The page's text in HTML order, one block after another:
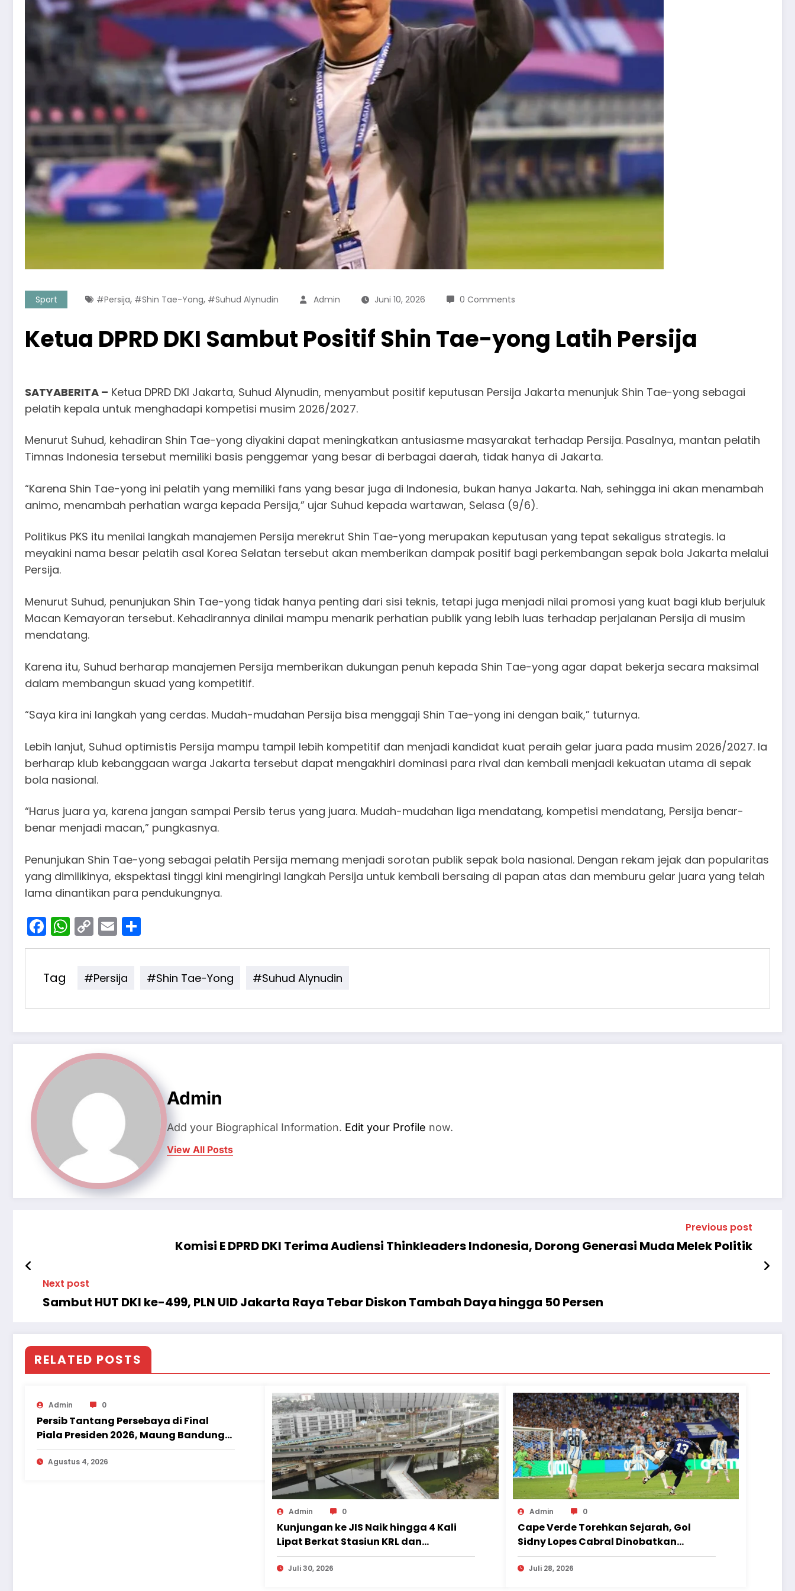
Sport #Persija, #Shin Tae-Yong, #Suhud Alynudin Admin Juni 10, 2026 0 Comments
Ketua DPRD DKI Sambut Positif Shin Tae-yong Latih Persija
SATYABERITA – Ketua DPRD DKI Jakarta, Suhud Alynudin, menyambut positif keputusan Persija Jakarta menunjuk Shin Tae-yong sebagai
pelatih kepala untuk menghadapi kompetisi musim 2026/2027.
Menurut Suhud, kehadiran Shin Tae-yong diyakini dapat meningkatkan antusiasme masyarakat terhadap Persija. Pasalnya, mantan pelatih
Timnas Indonesia tersebut memiliki basis penggemar yang besar di berbagai daerah, tidak hanya di Jakarta.
“Karena Shin Tae-yong ini pelatih yang memiliki fans yang besar juga di Indonesia, bukan hanya Jakarta. Nah, sehingga ini akan menambah
animo, menambah perhatian warga kepada Persija,” ujar Suhud kepada wartawan, Selasa (9/6).
Politikus PKS itu menilai langkah manajemen Persija merekrut Shin Tae-yong merupakan keputusan yang tepat sekaligus strategis. Ia
meyakini nama besar pelatih asal Korea Selatan tersebut akan memberikan dampak positif bagi perkembangan sepak bola Jakarta melalui
Persija.
Menurut Suhud, penunjukan Shin Tae-yong tidak hanya penting dari sisi teknis, tetapi juga menjadi nilai promosi yang kuat bagi klub berjuluk
Macan Kemayoran tersebut. Kehadirannya dinilai mampu menarik perhatian publik yang lebih luas terhadap perjalanan Persija di musim
mendatang.
Karena itu, Suhud berharap manajemen Persija memberikan dukungan penuh kepada Shin Tae-yong agar dapat bekerja secara maksimal
dalam membangun skuad yang kompetitif.
“Saya kira ini langkah yang cerdas. Mudah-mudahan Persija bisa menggaji Shin Tae-yong ini dengan baik,” tuturnya.
Lebih lanjut, Suhud optimistis Persija mampu tampil lebih kompetitif dan menjadi kandidat kuat peraih gelar juara pada musim 2026/2027. Ia
berharap klub kebanggaan warga Jakarta tersebut dapat mengakhiri dominasi para rival dan kembali menjadi kekuatan utama di sepak
bola nasional.
“Harus juara ya, karena jangan sampai Persib terus yang juara. Mudah-mudahan liga mendatang, kompetisi mendatang, Persija benar-
benar menjadi macan,” pungkasnya.
Penunjukan Shin Tae-yong sebagai pelatih Persija memang menjadi sorotan publik sepak bola nasional. Dengan rekam jejak dan popularitas
yang dimilikinya, ekspektasi tinggi kini mengiringi langkah Persija untuk kembali bersaing di papan atas dan memburu gelar juara yang telah
lama dinantikan para pendukungnya.
Facebook
WhatsApp
Copy
Link
Email
Tag #Persija #Shin Tae-Yong #Suhud Alynudin
Admin
Add your Biographical Information. Edit your Profile now.
View All Posts
Previous post
Komisi E DPRD DKI Terima Audiensi Thinkleaders Indonesia, Dorong Generasi Muda Melek Politik
Next post
Sambut HUT DKI ke-499, PLN UID Jakarta Raya Tebar Diskon Tambah Daya hingga 50 Persen
RELATED POSTS
Admin 0
Persib Tantang Persebaya di Final
Piala Presiden 2026, Maung Bandung
Singkirkan Persija 2-1
Agustus 4, 2026
Admin 0
Kunjungan ke JIS Naik hingga 4 Kali
Lipat Berkat Stasiun KRL dan
Jembatan Ancol
Juli 30, 2026
Admin 0
Cape Verde Torehkan Sejarah, Gol
Sidny Lopes Cabral Dinobatkan
sebagai Gol Terbaik Piala Dunia 2026
Juli 28, 2026